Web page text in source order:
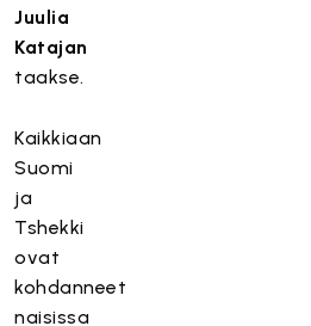
Juulia
Katajan
taakse.
Kaikkiaan
Suomi
ja
Tshekki
ovat
kohdanneet
naisissa